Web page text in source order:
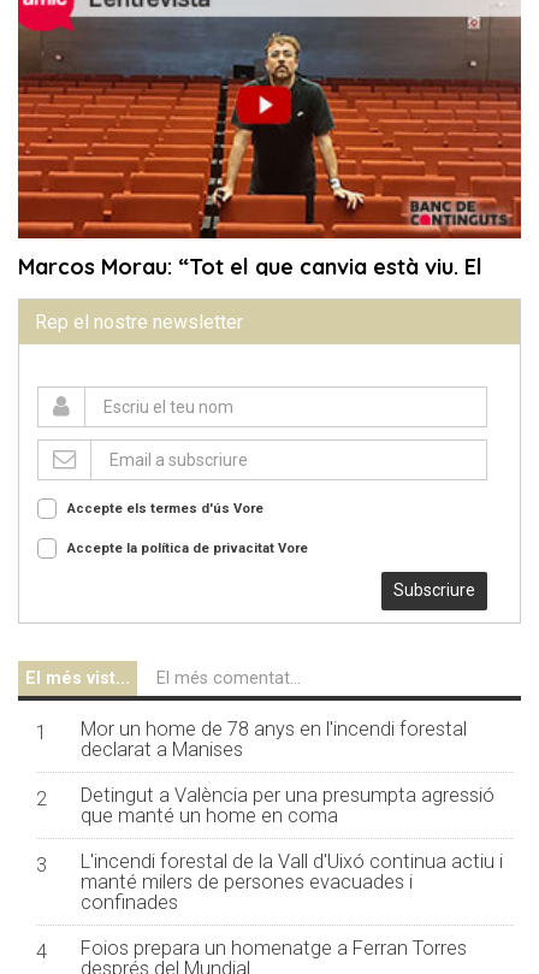
Rep el nostre newsletter
Accepte els termes d'ús Vore
Accepte la política de privacitat Vore
Subscriure
El més vist... El més comentat...
1
Mor un home de 78 anys en l'incendi forestal
declarat a Manises
2
Detingut a València per una presumpta agressió
que manté un home en coma
3
L'incendi forestal de la Vall d'Uixó continua actiu i
manté milers de persones evacuades i
confinades
4
Foios prepara un homenatge a Ferran Torres
després del Mundial